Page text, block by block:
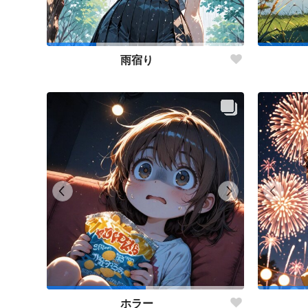
雨宿り
ホラー